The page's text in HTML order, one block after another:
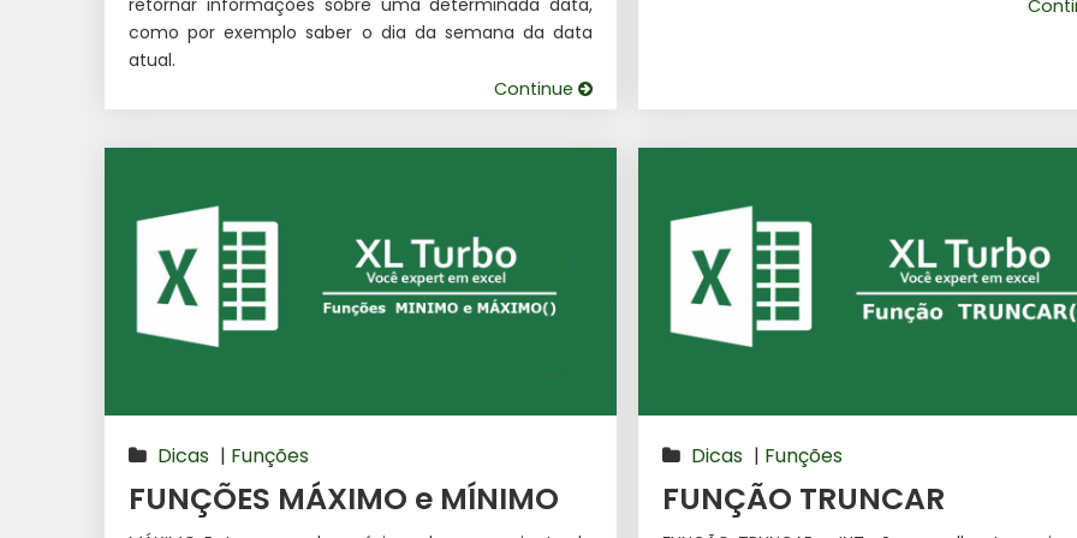
retornar informações sobre uma determinada data,
como por exemplo saber o dia da semana da data
atual.
Continue
Dicas | Funções
FUNÇÕES MÁXIMO e MÍNIMO
Dicas | Funções
FUNÇÃO TRUNCAR